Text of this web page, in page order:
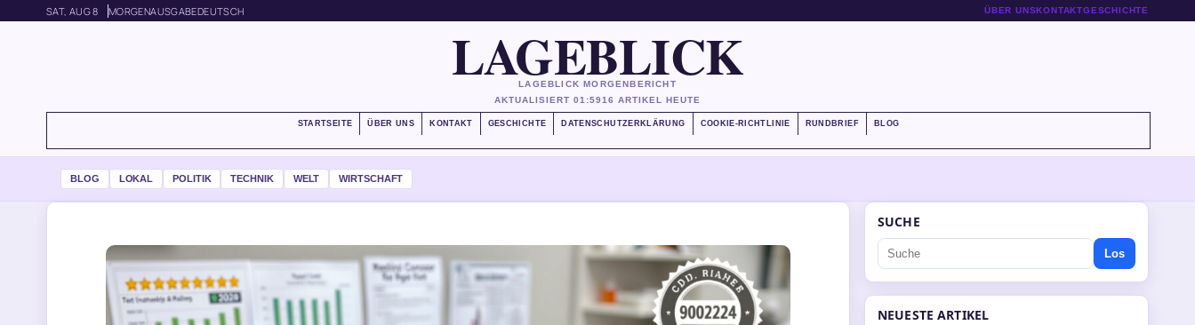
SAT, AUG 8 MORGENAUSGABEDEUTSCH ÜBER UNSKONTAKTGESCHICHTE
LAGEBLICK
LAGEBLICK MORGENBERICHT
AKTUALISIERT 01:5916 ARTIKEL HEUTE
STARTSEITE ÜBER UNS KONTAKT GESCHICHTE DATENSCHUTZERKLÄRUNG COOKIE-RICHTLINIE RUNDBRIEF BLOG
BLOG LOKAL POLITIK TECHNIK WELT WIRTSCHAFT
SUCHE
Los
NEUESTE ARTIKEL